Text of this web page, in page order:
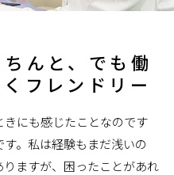
んと、でも働
フレンドリー
にも感じたことなのです
。私は経験もまだ浅いの
ますが、困ったことがあれ